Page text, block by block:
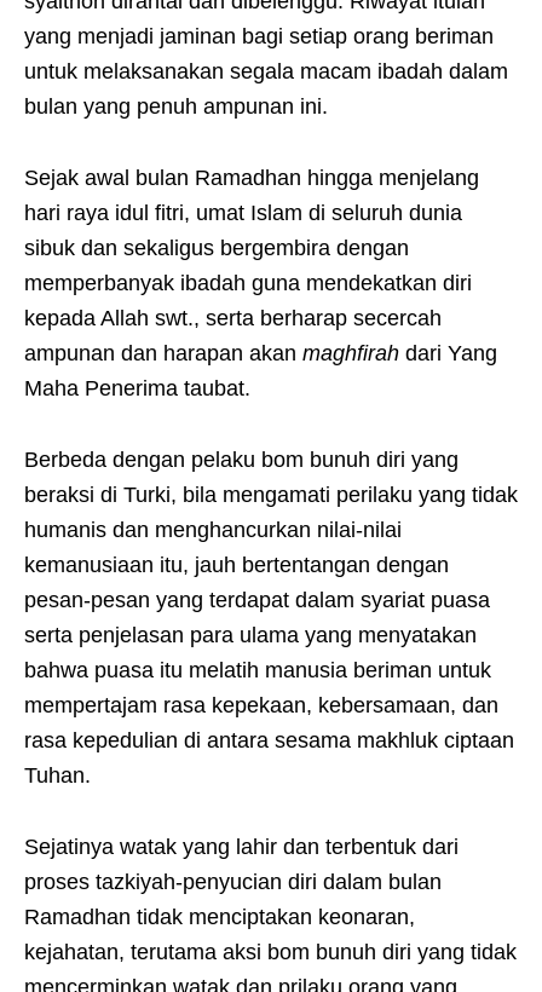
yang menjadi jaminan bagi setiap orang beriman
untuk melaksanakan segala macam ibadah dalam
bulan yang penuh ampunan ini.
Sejak awal bulan Ramadhan hingga menjelang
hari raya idul fitri, umat Islam di seluruh dunia
sibuk dan sekaligus bergembira dengan
memperbanyak ibadah guna mendekatkan diri
kepada Allah swt., serta berharap secercah
ampunan dan harapan akan maghfirah dari Yang
Maha Penerima taubat.
Berbeda dengan pelaku bom bunuh diri yang
beraksi di Turki, bila mengamati perilaku yang tidak
humanis dan menghancurkan nilai-nilai
kemanusiaan itu, jauh bertentangan dengan
pesan-pesan yang terdapat dalam syariat puasa
serta penjelasan para ulama yang menyatakan
bahwa puasa itu melatih manusia beriman untuk
mempertajam rasa kepekaan, kebersamaan, dan
rasa kepedulian di antara sesama makhluk ciptaan
Tuhan.
Sejatinya watak yang lahir dan terbentuk dari
proses tazkiyah-penyucian diri dalam bulan
Ramadhan tidak menciptakan keonaran,
kejahatan, terutama aksi bom bunuh diri yang tidak
mencerminkan watak dan prilaku orang yang